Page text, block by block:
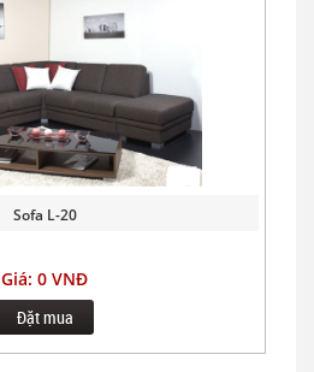
Sofa L-20
Giá: 0 VNĐ
Đặt mua